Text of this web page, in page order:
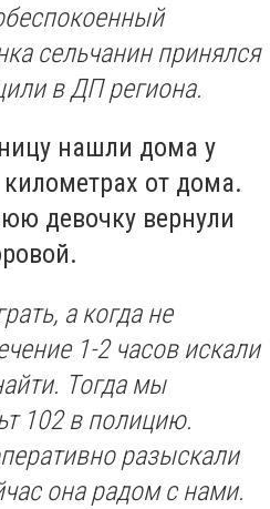
сельчанин принялся
в ДП региона.
нашли дома у
от дома.
девочку вернули
а когда не
1-2 часов искали
Тогда мы
102 в полицию.
разыскали
она радом с нами.